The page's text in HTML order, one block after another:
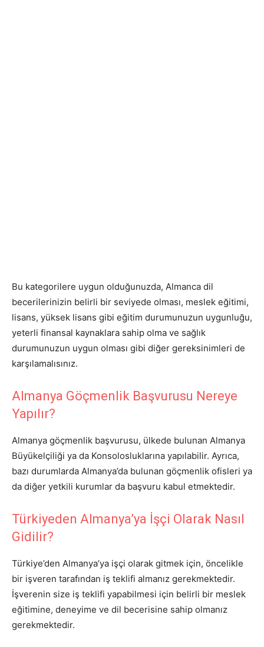
Bu kategorilere uygun olduğunuzda, Almanca dil
becerilerinizin belirli bir seviyede olması, meslek eğitimi,
lisans, yüksek lisans gibi eğitim durumunuzun uygunluğu,
yeterli finansal kaynaklara sahip olma ve sağlık
durumunuzun uygun olması gibi diğer gereksinimleri de
karşılamalısınız.
Almanya Göçmenlik Başvurusu Nereye
Yapılır?
Almanya göçmenlik başvurusu, ülkede bulunan Almanya
Büyükelçiliği ya da Konsolosluklarına yapılabilir. Ayrıca,
bazı durumlarda Almanya’da bulunan göçmenlik ofisleri ya
da diğer yetkili kurumlar da başvuru kabul etmektedir.
Türkiyeden Almanya’ya İşçi Olarak Nasıl
Gidilir?
Türkiye’den Almanya’ya işçi olarak gitmek için, öncelikle
bir işveren tarafından iş teklifi almanız gerekmektedir.
İşverenin size iş teklifi yapabilmesi için belirli bir meslek
eğitimine, deneyime ve dil becerisine sahip olmanız
gerekmektedir.